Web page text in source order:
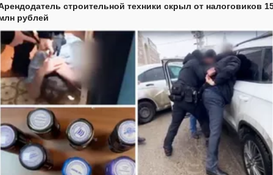
строительной техники скрыл от налоговиков
рублей